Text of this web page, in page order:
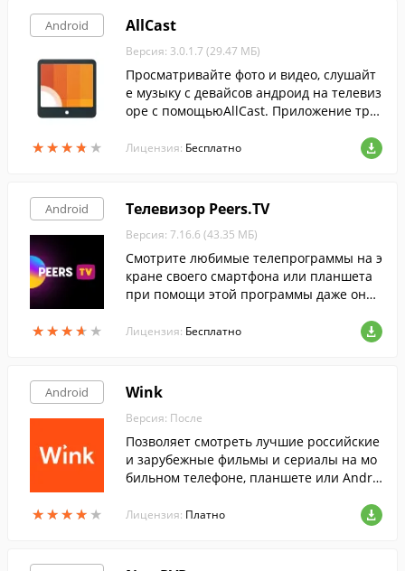
Android
★★★★ ★
★★★★ ★
AllCast
Версия: 3.0.1.7 (29.47 МБ)
Просматривайте фото и видео, слушайт
е музыку с девайсов андроид на телевиз
оре с помощьюAllCast. Приложение тра
на на TV при помощи сети Wi-Fi.
Лицензия: Бесплатно
Android
★★★★ ★
★★★★ ★
Телевизор Peers.TV
Версия: 7.16.6 (43.35 МБ)
Смотрите любимые телепрограммы на э
кране своего смартфона или планшета
при помощи этой программы даже онла
Лицензия: Бесплатно
Android
★★★★ ★
★★★★ ★
Wink
Версия: После
Позволяет смотреть лучшие российские
и зарубежные фильмы и сериалы на мо
бильном телефоне, планшете или Andro
телекома.
Лицензия: Платно